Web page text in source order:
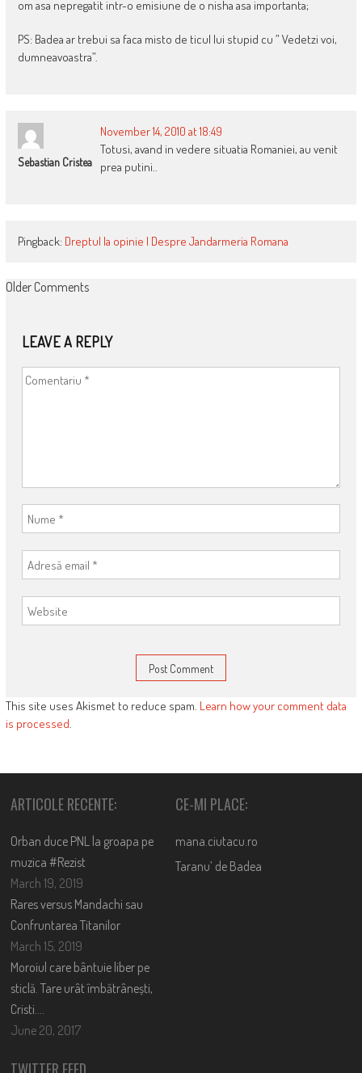
om asa nepregatit intr-o emisiune de o nisha asa importanta;
PS: Badea ar trebui sa faca misto de ticul lui stupid cu ” Vedetzi voi,
dumneavoastra”.
Sebastian Cristea
November 14, 2010 at 18:49
Totusi, avand in vedere situatia Romaniei, au venit
prea putini..
Pingback: Dreptul la opinie | Despre Jandarmeria Romana
COMMENT
Older Comments
LEAVE A REPLY
This site uses Akismet to reduce spam. Learn how your comment data
is processed.
ARTICOLE RECENTE:
Orban duce PNL la groapa pe
muzica #Rezist
March 19, 2019
Rares versus Mandachi sau
Confruntarea Titanilor
March 15, 2019
Moroiul care bântuie liber pe
sticlă. Tare urât îmbătrânești,
Cristi….
June 20, 2017
CE-MI PLACE:
mana.ciutacu.ro
Taranu’ de Badea